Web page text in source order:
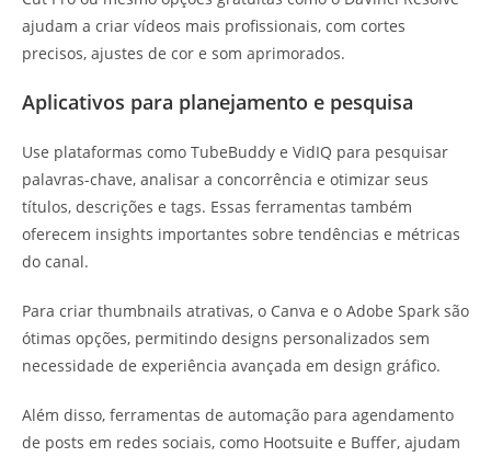
ajudam a criar vídeos mais profissionais, com cortes
precisos, ajustes de cor e som aprimorados.
Aplicativos para planejamento e pesquisa
Use plataformas como TubeBuddy e VidIQ para pesquisar
palavras-chave, analisar a concorrência e otimizar seus
títulos, descrições e tags. Essas ferramentas também
oferecem insights importantes sobre tendências e métricas
do canal.
Para criar thumbnails atrativas, o Canva e o Adobe Spark são
ótimas opções, permitindo designs personalizados sem
necessidade de experiência avançada em design gráfico.
Além disso, ferramentas de automação para agendamento
de posts em redes sociais, como Hootsuite e Buffer, ajudam